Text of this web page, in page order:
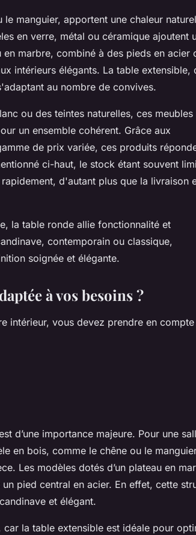
manguier, apportent une chaleur
en verre, métal ou céramique ajoutent
marbre, combiné à des pieds en acier
intérieurs élégants. La table extensible,
au nombre de convives.
ou des teintes naturelles, ces meubles
un ensemble cohérent. Grâce aux
de prix variée, ces produits
ci-haut, le stock étant souvent
d'autant plus que la livraison
la table ronde allie fonctionnalité et
contemporain ou classique,
soignée et élégante.
à vos besoins ?
intérieur, vous devez prendre en compte
d’une importance majeure. Pour une
en bois, comme le chêne ou le
Les modèles dotés d’un plateau en
pied central en acier. En effet, cette
et élégant.
la table extensible est idéale pour